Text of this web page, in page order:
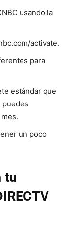
usando la
activate.
para
estándar que
puedes
un poco
tu